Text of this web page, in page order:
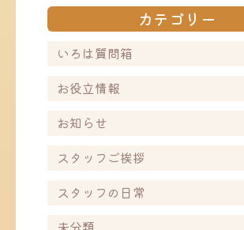
ー
ョ
カテゴリー
いろは質問箱
お役立情報
お知らせ
スタッフご挨拶
スタッフの日常